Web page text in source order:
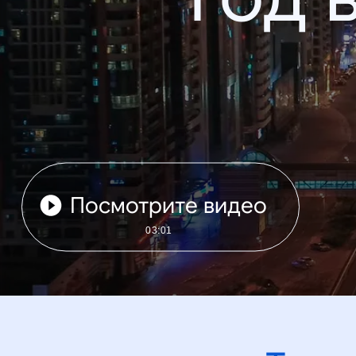
Посмотрите видео
03:01